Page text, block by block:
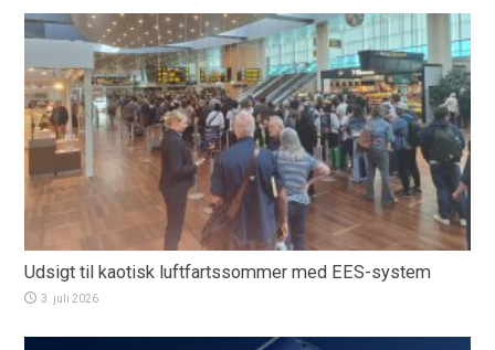
Udsigt til kaotisk luftfartssommer med EES-system
3. juli 2026